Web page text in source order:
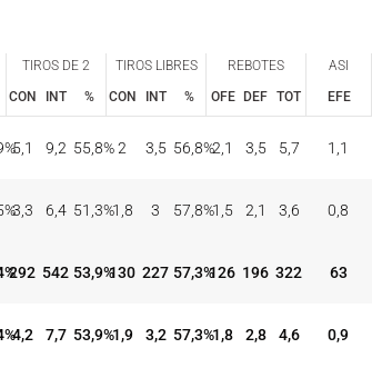
TIROS DE 2 TIROS LIBRES REBOTES ASI
CON INT % CON INT % OFE DEF TOT EFE
%5,1 9,2 55,8%2 3,5 56,8%2,1 3,5 5,7 1,1
%3,3 6,4 51,3%1,8 3 57,8%1,5 2,1 3,6 0,8
%292 542 53,9%130 227 57,3%126 196 322 63
%4,2 7,7 53,9%1,9 3,2 57,3%1,8 2,8 4,6 0,9